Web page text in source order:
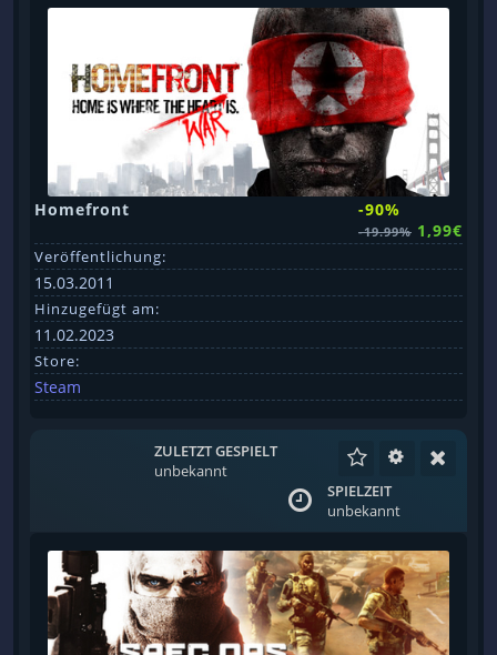
Homefront -90%
-19.99% 1,99€
Veröffentlichung:
15.03.2011
Hinzugefügt am:
11.02.2023
Store:
Steam
ZULETZT GESPIELT
unbekannt
SPIELZEIT
unbekannt